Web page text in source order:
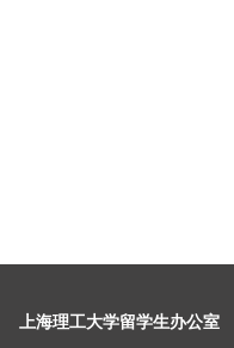
上海理工大学留学生办公室